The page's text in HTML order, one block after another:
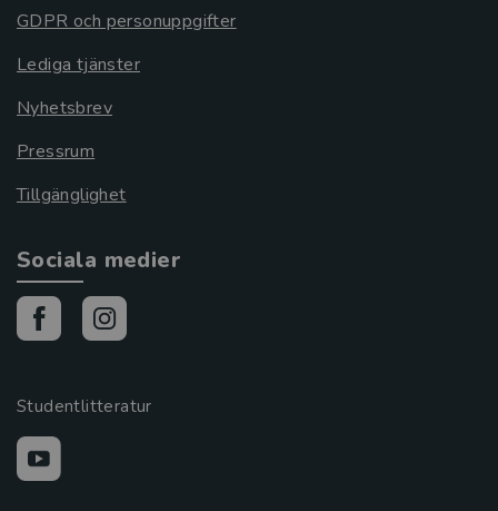
GDPR och personuppgifter
Lediga tjänster
Nyhetsbrev
Pressrum
Tillgänglighet
Sociala medier
Studentlitteratur